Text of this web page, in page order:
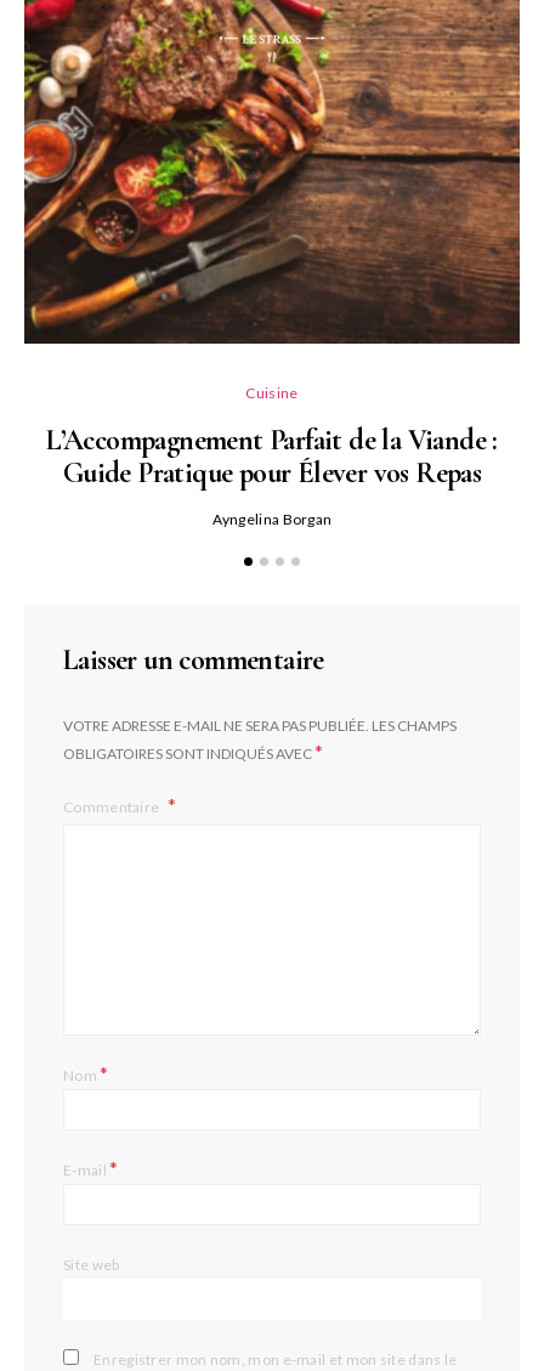
Cuisine
L’Accompagnement Parfait de la Viande :
Guide Pratique pour Élever vos Repas
Ayngelina Borgan
Laisser un commentaire
VOTRE ADRESSE E-MAIL NE SERA PAS PUBLIÉE. LES CHAMPS
OBLIGATOIRES SONT INDIQUÉS AVEC*
Commentaire
Nom*
E-mail*
Site web
Enregistrer mon nom, mon e-mail et mon site dans le